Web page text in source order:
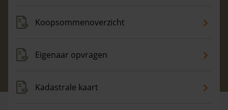
Koopsommenoverzicht
Eigenaar opvragen
Kadastrale kaart